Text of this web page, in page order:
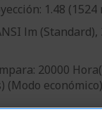
1.48 (1524
lm (Standard),
20000
(Modo económico)